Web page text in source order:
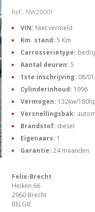
Ref.: NW28001
VIN: Niet vermeld
Km. stand: 5 Km
Carrosserietype:
Aantal deuren: 5
1ste inschrijving: 08/
Cylinderinhoud: 1996
Vermogen: 132kw/
Versnellingsbak:
Brandstof: diesel
Eigenaars: 1
Garantie: 24 maanden
Felix-Brecht
Heiken 66
2960 Brecht
BELGIË